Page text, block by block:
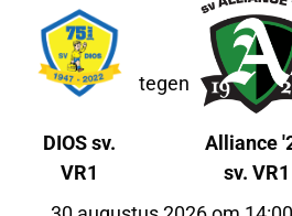
DIOS sv.
VR1
tegen
Alliance
sv. VR1